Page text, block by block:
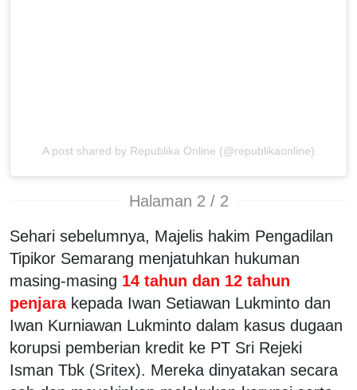
A post shared by Republika Online (@republikaonline)
Halaman 2 / 2
Sehari sebelumnya, Majelis hakim Pengadilan
Tipikor Semarang menjatuhkan hukuman
masing-masing 14 tahun dan 12 tahun
penjarakepada Iwan Setiawan Lukminto dan
Iwan Kurniawan Lukminto dalam kasus dugaan
korupsi pemberian kredit ke PT Sri Rejeki
Isman Tbk (Sritex). Mereka dinyatakan secara